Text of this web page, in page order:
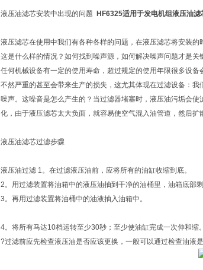
液压油滤芯安装中出现的问题 HF6325适用于发电机组液压油滤
液压滤芯在使用中我们有各种各样的问题，在液压滤芯将安装
这是什么样的情况？如何找到噪声源，如何解决噪声问题才是
任何机械设备有一定的使用寿命，超过规定的使用年限很多设
不然严重的甚至会带来生产的损失，这尤其体现在过滤设备：
噪声。这噪音是怎么产生的？当过滤器堵塞时，液压油污垢会
化，由于液压滤芯太大负面，就容易使空气混入油管道，然后扩
液压油滤芯过滤步骤
液压油过滤 1。在过滤液压油前，应将所有的油缸收缩到底。
2。用过滤装置将油箱中的液压油抽到干净的油桶里，油箱底部
3。再用过滤装置将油桶中的油液抽入油箱中。
4。将所有马达10档运转至少30秒；至少使油缸完成一次伸和
?过滤前应先检查液压油是否应该更换，一般可以通过检查油液